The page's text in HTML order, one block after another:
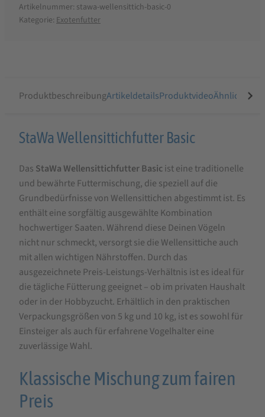
Artikelnummer: stawa-wellensittich-basic-0
Kategorie: Exotenfutter
ProduktbeschreibungArtikeldetailsProduktvideoÄhnliche
Produktbeschreibung
StaWa
Wellensittichfutter
Basic
StaWa Wellensittichfutter Basic
Das StaWa Wellensittichfutter Basic ist eine traditionelle
und bewährte Futtermischung, die speziell auf die
Grundbedürfnisse von Wellensittichen abgestimmt ist. Es
enthält eine sorgfältig ausgewählte Kombination
hochwertiger Saaten. Während diese Deinen Vögeln
nicht nur schmeckt, versorgt sie die Wellensittiche auch
mit allen wichtigen Nährstoffen. Durch das
ausgezeichnete Preis-Leistungs-Verhältnis ist es ideal für
die tägliche Fütterung geeignet – ob im privaten Haushalt
oder in der Hobbyzucht. Erhältlich in den praktischen
Verpackungsgrößen von 5 kg und 10 kg, ist es sowohl für
Einsteiger als auch für erfahrene Vogelhalter eine
zuverlässige Wahl.
Klassische Mischung zum fairen
Preis